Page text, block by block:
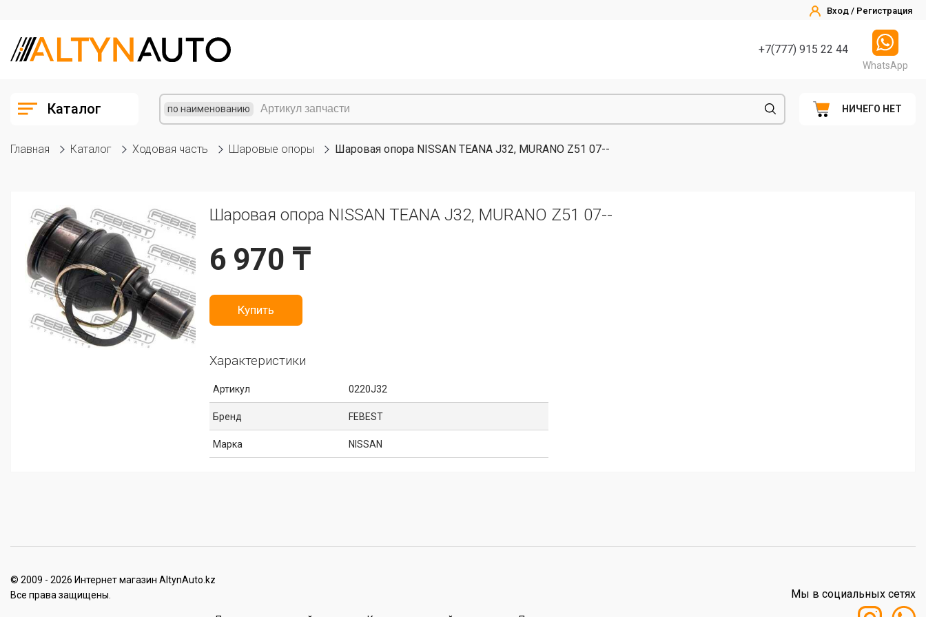
Вход / Регистрация
+7(777) 915 22 44
WhatsApp
Каталог по наименованию НИЧЕГО НЕТ
Главная Каталог Ходовая часть Шаровые опоры Шаровая опора NISSAN TEANA J32, MURANO Z51 07--
Шаровая опора NISSAN TEANA J32, MURANO Z51 07--
6 970 ₸
Купить
Характеристики
Артикул 0220J32
Бренд FEBEST
Марка NISSAN
© 2009 - 2026 Интернет магазин AltynAuto.kz
Все права защищены.
Мы в социальных сетях